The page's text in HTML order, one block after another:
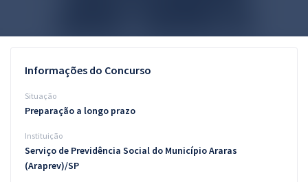
Blog
Aprovados
Informações do Concurso
Situação
Preparação a longo prazo
Instituição
Serviço de Previdência Social do Município Araras
(Araprev)/SP